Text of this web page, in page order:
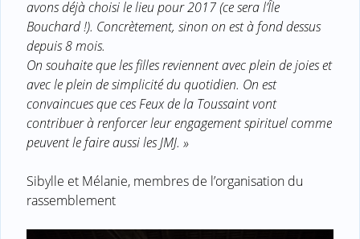
avons déjà choisi le lieu pour 2017 (ce sera l’Île
Bouchard !). Concrètement, sinon on est à fond dessus
depuis 8 mois.
On souhaite que les filles reviennent avec plein de joies et
avec le plein de simplicité du quotidien. On est
convaincues que ces Feux de la Toussaint vont
contribuer à renforcer leur engagement spirituel comme
peuvent le faire aussi les JMJ. »
Sibylle et Mélanie, membres de l’organisation du
rassemblement